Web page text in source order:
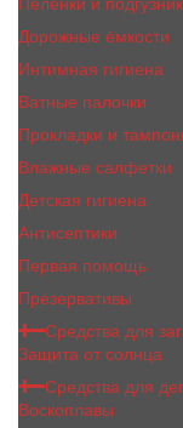
Дорожные ёмкости
Интимная гигиена
Ватные палочки
Прокладки и
Влажные салфетки
Детская гигиена
Антисептики
Первая помощь
Презервативы
Средства для
Защита от солнца
Средства для
Воскоплавы